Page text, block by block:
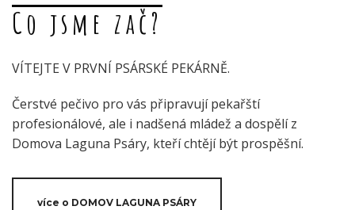
Co jsme zač?
VÍTEJTE V PRVNÍ PSÁRSKÉ PEKÁRNĚ.
Čerstvé pečivo pro vás připravují pekařští
profesionálové, ale i nadšená mládež a dospělí z
Domova Laguna Psáry, kteří chtějí být prospěšní.
více o DOMOV LAGUNA PSÁRY